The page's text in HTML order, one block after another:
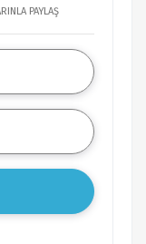
PAYLAŞ